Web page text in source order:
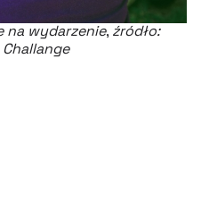
na wydarzenie, źródło: